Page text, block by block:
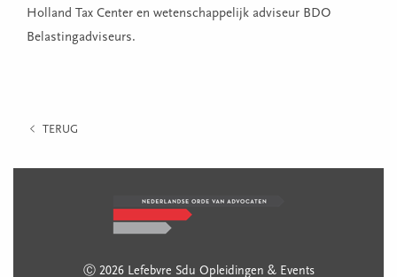
Holland Tax Center en wetenschappelijk adviseur BDO
Belastingadviseurs.
TERUG
Ⓒ 2026 Lefebvre Sdu Opleidingen & Events